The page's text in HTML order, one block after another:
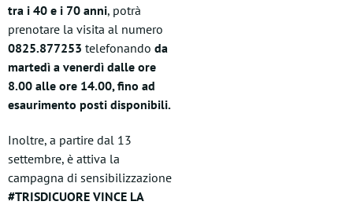
tra i 40 e i 70 anni, potrà
prenotare la visita al numero
0825.877253 telefonando da
martedì a venerdì dalle ore
8.00 alle ore 14.00, fino ad
esaurimento posti disponibili.
Inoltre, a partire dal 13
settembre, è attiva la
campagna di sensibilizzazione
#TRISDICUORE VINCE LA